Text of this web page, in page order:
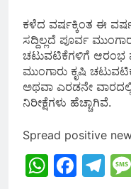
ಕಳೆದ ವರ್ಷಕ್ಕಿಂತ ಈ
ಸದ್ದಿಲ್ಲದೆ ಪೂರ್ವ
ಚಟುವಟಿಕೆಗಳಿಗೆ ಆರಂಭ
ಮುಂಗಾರು ಕೃಷಿ
ಅಥವಾ ಎರಡನೇ
ನಿರೀಕ್ಷೆಗಳು ಹೆಚ್ಚಾಗಿವೆ.
Spread positive